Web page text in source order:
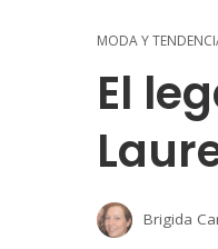
MODA Y
El
Brigida